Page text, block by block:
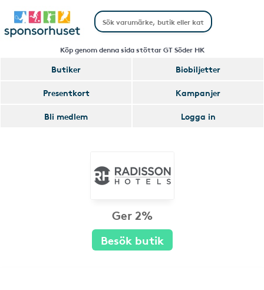
Köp genom denna sida stöttar GT Söder HK
Butiker
Biobiljetter
Presentkort
Kampanjer
Bli medlem
Logga in
Ger 2%
Besök butik